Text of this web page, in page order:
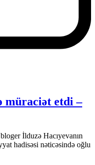
müraciət etdi –
İlduzə Hacıyevanın
hadisəsi nəticəsində oğlu